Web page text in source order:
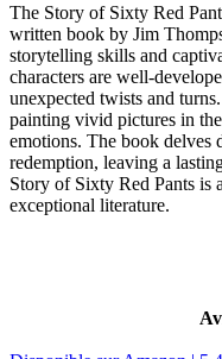
The Story of Sixty Red
written book by Jim
storytelling skills and
characters are well-
unexpected twists and
painting vivid pictures in
emotions. The book delves
redemption, leaving a
Story of Sixty Red Pants is
exceptional literature.